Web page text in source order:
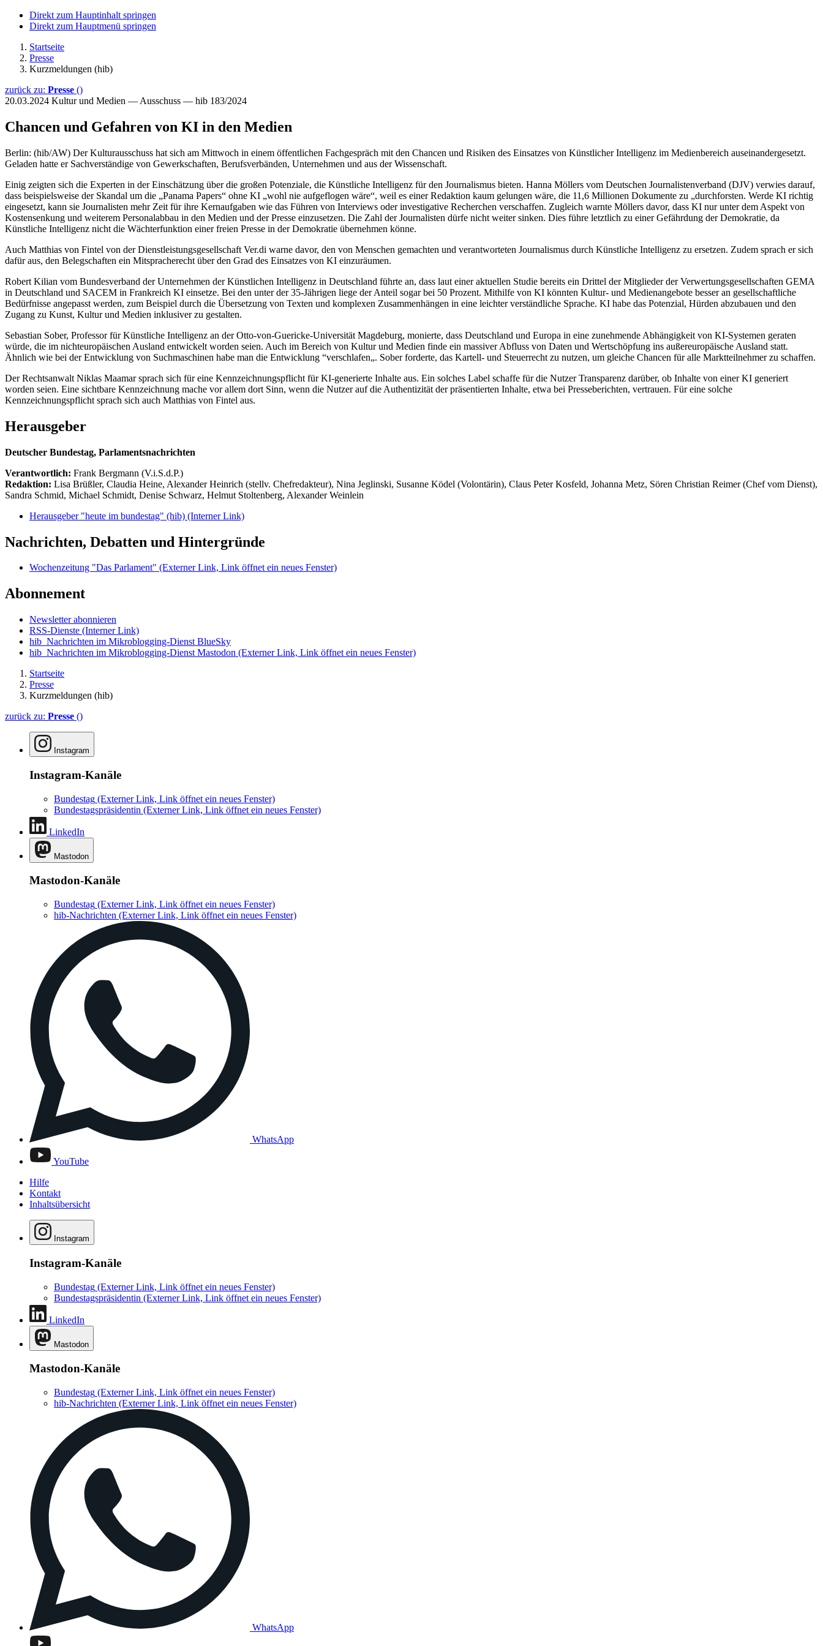
Direkt zum Hauptinhalt springen
Direkt zum Hauptmenü springen
Startseite
Presse
Kurzmeldungen (hib)
zurück zu: Presse ()
20.03.2024 Kultur und Medien — Ausschuss — hib 183/2024
Chancen und Gefahren von KI in den Medien
Berlin: (hib/AW) Der Kulturausschuss hat sich am Mittwoch in einem öffentlichen Fachgespräch mit den Chancen und Risiken des Einsatzes von Künstlicher Intelligenz im Medienbereich auseinandergesetzt.
Geladen hatte er Sachverständige von Gewerkschaften, Berufsverbänden, Unternehmen und aus der Wissenschaft.
Einig zeigten sich die Experten in der Einschätzung über die großen Potenziale, die Künstliche Intelligenz für den Journalismus bieten. Hanna Möllers vom Deutschen Journalistenverband (DJV) verwies darauf,
dass beispielsweise der Skandal um die „Panama Papers“ ohne KI „wohl nie aufgeflogen wäre“, weil es einer Redaktion kaum gelungen wäre, die 11,6 Millionen Dokumente zu „durchforsten. Werde KI richtig
eingesetzt, kann sie Journalisten mehr Zeit für ihre Kernaufgaben wie das Führen von Interviews oder investigative Recherchen verschaffen. Zugleich warnte Möllers davor, dass KI nur unter dem Aspekt von
Kostensenkung und weiterem Personalabbau in den Medien und der Presse einzusetzen. Die Zahl der Journalisten dürfe nicht weiter sinken. Dies führe letztlich zu einer Gefährdung der Demokratie, da
Künstliche Intelligenz nicht die Wächterfunktion einer freien Presse in der Demokratie übernehmen könne.
Auch Matthias von Fintel von der Dienstleistungsgesellschaft Ver.di warne davor, den von Menschen gemachten und verantworteten Journalismus durch Künstliche Intelligenz zu ersetzen. Zudem sprach er sich
dafür aus, den Belegschaften ein Mitspracherecht über den Grad des Einsatzes von KI einzuräumen.
Robert Kilian vom Bundesverband der Unternehmen der Künstlichen Intelligenz in Deutschland führte an, dass laut einer aktuellen Studie bereits ein Drittel der Mitglieder der Verwertungsgesellschaften GEMA
in Deutschland und SACEM in Frankreich KI einsetze. Bei den unter der 35-Jährigen liege der Anteil sogar bei 50 Prozent. Mithilfe von KI könnten Kultur- und Medienangebote besser an gesellschaftliche
Bedürfnisse angepasst werden, zum Beispiel durch die Übersetzung von Texten und komplexen Zusammenhängen in eine leichter verständliche Sprache. KI habe das Potenzial, Hürden abzubauen und den
Zugang zu Kunst, Kultur und Medien inklusiver zu gestalten.
Sebastian Sober, Professor für Künstliche Intelligenz an der Otto-von-Guericke-Universität Magdeburg, monierte, dass Deutschland und Europa in eine zunehmende Abhängigkeit von KI-Systemen geraten
würde, die im nichteuropäischen Ausland entwickelt worden seien. Auch im Bereich von Kultur und Medien finde ein massiver Abfluss von Daten und Wertschöpfung ins außereuropäische Ausland statt.
Ähnlich wie bei der Entwicklung von Suchmaschinen habe man die Entwicklung “verschlafen„. Sober forderte, das Kartell- und Steuerrecht zu nutzen, um gleiche Chancen für alle Marktteilnehmer zu schaffen.
Der Rechtsanwalt Niklas Maamar sprach sich für eine Kennzeichnungspflicht für KI-generierte Inhalte aus. Ein solches Label schaffe für die Nutzer Transparenz darüber, ob Inhalte von einer KI generiert
worden seien. Eine sichtbare Kennzeichnung mache vor allem dort Sinn, wenn die Nutzer auf die Authentizität der präsentierten Inhalte, etwa bei Presseberichten, vertrauen. Für eine solche
Kennzeichnungspflicht sprach sich auch Matthias von Fintel aus.
Herausgeber
Deutscher Bundestag, Parlamentsnachrichten
Verantwortlich: Frank Bergmann (V.i.S.d.P.)
Redaktion: Lisa Brüßler, Claudia Heine, Alexander Heinrich (stellv. Chefredakteur), Nina Jeglinski, Susanne Ködel (Volontärin), Claus Peter Kosfeld, Johanna Metz, Sören Christian Reimer (Chef vom Dienst),
Sandra Schmid, Michael Schmidt, Denise Schwarz, Helmut Stoltenberg, Alexander Weinlein
Herausgeber "heute im bundestag" (hib) (Interner Link)
Nachrichten, Debatten und Hintergründe
Wochenzeitung "Das Parlament" (Externer Link, Link öffnet ein neues Fenster)
Abonnement
Newsletter abonnieren
RSS-Dienste (Interner Link)
hib_Nachrichten im Mikroblogging-Dienst BlueSky
hib_Nachrichten im Mikroblogging-Dienst Mastodon (Externer Link, Link öffnet ein neues Fenster)
Startseite
Presse
Kurzmeldungen (hib)
zurück zu: Presse ()
Instagram
Instagram-Kanäle
Bundestag (Externer Link, Link öffnet ein neues Fenster)
Bundestagspräsidentin (Externer Link, Link öffnet ein neues Fenster)
LinkedIn
Mastodon
Mastodon-Kanäle
Bundestag (Externer Link, Link öffnet ein neues Fenster)
hib-Nachrichten (Externer Link, Link öffnet ein neues Fenster)
WhatsApp
YouTube
Hilfe
Kontakt
Inhaltsübersicht
Instagram
Instagram-Kanäle
Bundestag (Externer Link, Link öffnet ein neues Fenster)
Bundestagspräsidentin (Externer Link, Link öffnet ein neues Fenster)
LinkedIn
Mastodon
Mastodon-Kanäle
Bundestag (Externer Link, Link öffnet ein neues Fenster)
hib-Nachrichten (Externer Link, Link öffnet ein neues Fenster)
WhatsApp